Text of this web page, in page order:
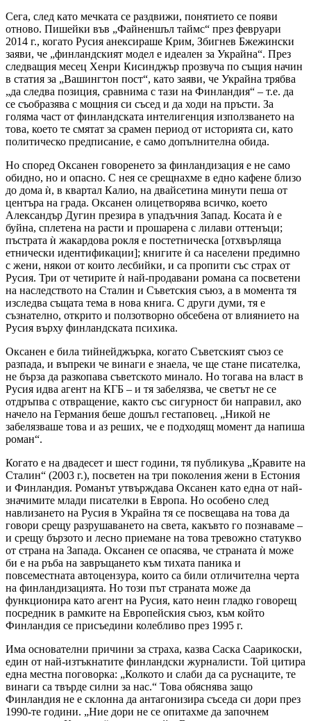
Сега, след като мечката се раздвижи, понятието се появи
отново. Пишейки във „Файненшъл таймс“ през февруари
2014 г., когато Русия анексираше Крим, Збигнев Бжежински
заяви, че „финландският модел е идеален за Украйна“. През
следващия месец Хенри Кисинджър прозвуча по същия начин
в статия за „Вашингтон пост“, като заяви, че Украйна трябва
„да следва позиция, сравнима с тази на Финландия“ – т.е. да
се съобразява с мощния си съсед и да ходи на пръсти. За
голяма част от финландската интелигенция използването на
това, което те смятат за срамен период от историята си, като
политическо предписание, е само допълнителна обида.
Но според Оксанен говоренето за финландизация е не само
обидно, но и опасно. С нея се срещнахме в едно кафене близо
до дома ѝ, в квартал Калио, на двайсетина минути пеша от
центъра на града. Оксанен олицетворява всичко, което
Александър Дугин презира в упадъчния Запад. Косата ѝ е
буйна, сплетена на расти и прошарена с лилави оттенъци;
пъстрата ѝ жакардова рокля е постетническа [отхвърляща
етнически идентификации]; книгите ѝ са населени предимно
с жени, някои от които лесбийки, и са пропити със страх от
Русия. Три от четирите ѝ най-продавани романа са посветени
на наследството на Сталин и Съветския съюз, а в момента тя
изследва същата тема в нова книга. С други думи, тя е
съзнателно, открито и ползотворно обсебена от влиянието на
Русия върху финландската психика.
Оксанен е била тийнейджърка, когато Съветският съюз се
разпада, и въпреки че винаги е знаела, че ще стане писателка,
не бърза да разкопава съветското минало. Но тогава на власт в
Русия идва агент на КГБ – и тя забелязва, че светът не се
отдръпва с отвращение, както със сигурност би направил, ако
начело на Германия беше дошъл гестаповец. „Никой не
забелязваше това и аз реших, че е подходящ момент да напиша
роман“.
Когато е на двадесет и шест години, тя публикува „Кравите на
Сталин“ (2003 г.), посветен на три поколения жени в Естония
и Финландия. Романът утвърждава Оксанен като една от най-
значимите млади писателки в Европа. Но особено след
навлизането на Русия в Украйна тя се посвещава на това да
говори срещу разрушаването на света, какъвто го познаваме –
и срещу бързото и лесно приемане на това тревожно статукво
от страна на Запада. Оксанен се опасява, че страната ѝ може
би е на ръба на завръщането към тихата паника и
повсеместната автоцензура, които са били отличителна черта
на финландизацията. Но този път страната може да
функционира като агент на Русия, като неин гладко говорещ
посредник в рамките на Европейския съюз, към който
Финландия се присъедини колебливо през 1995 г.
Има основателни причини за страха, казва Саска Саарикоски,
един от най-изтъкнатите финландски журналисти. Той цитира
една местна поговорка: „Колкото и слаби да са руснаците, те
винаги са твърде силни за нас.“ Това обяснява защо
Финландия не е склонна да антагонизира съседа си дори през
1990-те години. „Ние дори не се опитахме да започнем